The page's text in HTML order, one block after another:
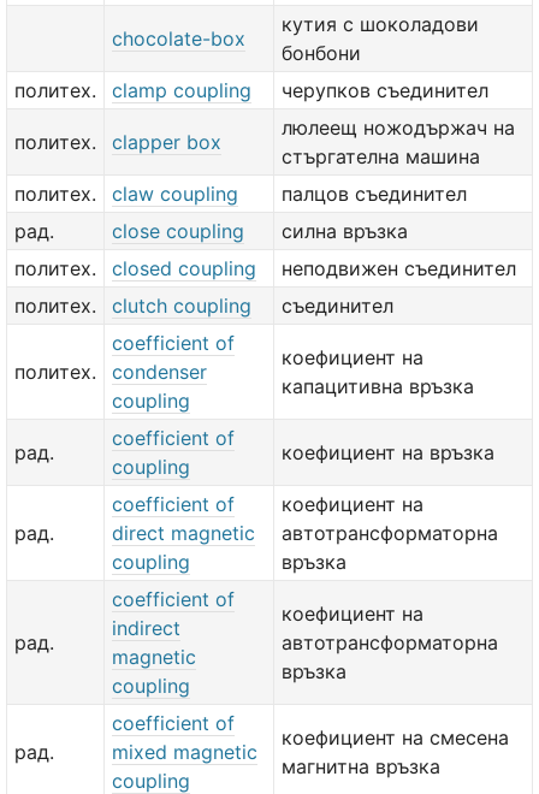
chocolate-box
кутия с шоколадови
бонбони
политех.
clamp coupling черупков съединител
политех. clapper box
люлеещ ножодържач на
стъргателна машина
политех.
claw coupling
палцов съединител
рад.
close coupling
силна връзка
политех.
closed coupling
неподвижен съединител
политех.
clutch coupling съединител
политех.
coefficient of
condenser
coupling
коефициент на
капацитивна връзка
рад.
coefficient of
coupling
коефициент на връзка
рад.
coefficient of
direct magnetic
coupling
коефициент на
автотрансформаторна
връзка
рад.
coefficient of
indirect
magnetic
coupling
коефициент на
автотрансформаторна
връзка
рад.
coefficient of
mixed magnetic
coupling
коефициент на смесена
магнитна връзка